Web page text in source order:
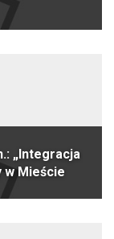
„Integracja
w Mieście